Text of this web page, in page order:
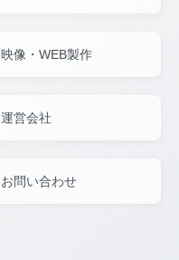
映像・WEB製作
運営会社
お問い合わせ